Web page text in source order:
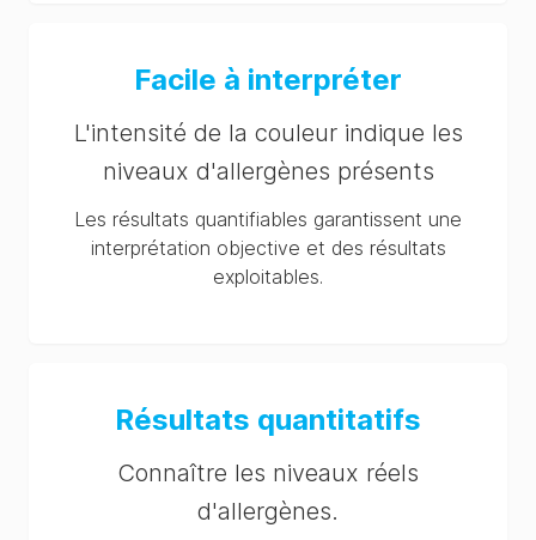
Facile à interpréter
L'intensité de la couleur indique les
niveaux d'allergènes présents
Les résultats quantifiables garantissent une
interprétation objective et des résultats
exploitables.
Résultats quantitatifs
Connaître les niveaux réels
d'allergènes.